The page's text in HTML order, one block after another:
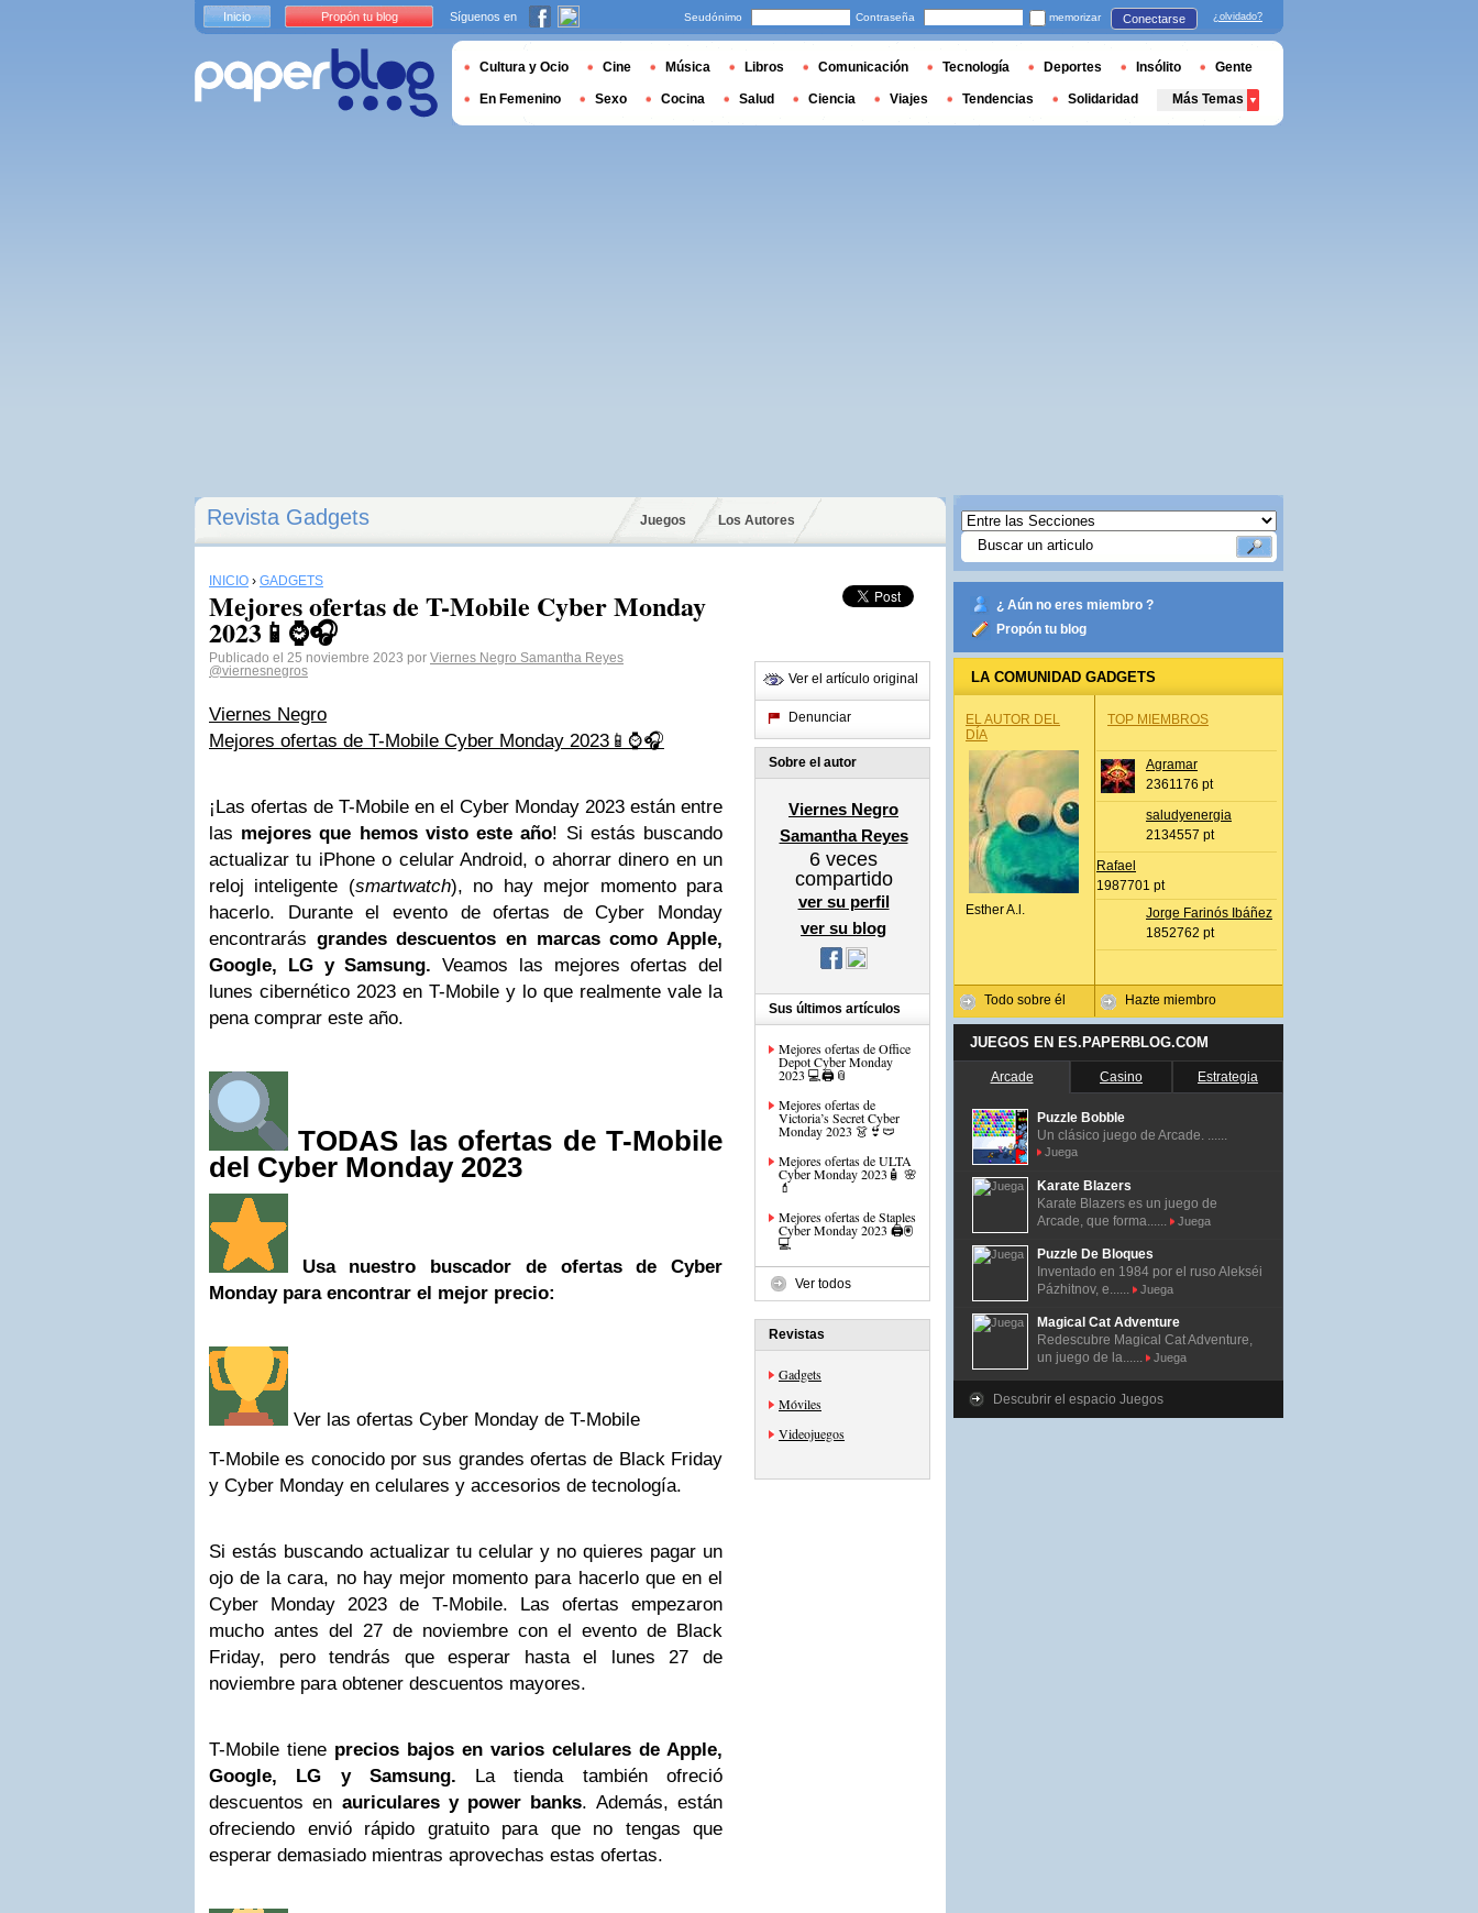
Revista Gadgets Juegos Los Autores
INICIO › GADGETS
Mejores ofertas de T-Mobile Cyber Monday
2023📱⌚🎧
Publicado el 25 noviembre 2023 por Viernes Negro Samantha Reyes
@viernesnegros
Viernes Negro
Mejores ofertas de T-Mobile Cyber Monday 2023📱⌚🎧
¡Las ofertas de T-Mobile en el Cyber Monday 2023 están entre
las mejores que hemos visto este año! Si estás buscando
actualizar tu iPhone o celular Android, o ahorrar dinero en un
reloj inteligente (smartwatch), no hay mejor momento para
hacerlo. Durante el evento de ofertas de Cyber Monday
encontrarás grandes descuentos en marcas como Apple,
Google, LG y Samsung. Veamos las mejores ofertas del
lunes cibernético 2023 en T-Mobile y lo que realmente vale la
pena comprar este año.
TODAS las ofertas de T-Mobile
del Cyber Monday 2023
Usa nuestro buscador de ofertas de Cyber
Monday para encontrar el mejor precio:
Ver las ofertas Cyber Monday de T-Mobile
T-Mobile es conocido por sus grandes ofertas de Black Friday
y Cyber Monday en celulares y accesorios de tecnología.
Si estás buscando actualizar tu celular y no quieres pagar un
ojo de la cara, no hay mejor momento para hacerlo que en el
Cyber Monday 2023 de T-Mobile. Las ofertas empezaron
mucho antes del 27 de noviembre con el evento de Black
Friday, pero tendrás que esperar hasta el lunes 27 de
noviembre para obtener descuentos mayores.
T-Mobile tiene precios bajos en varios celulares de Apple,
Google, LG y Samsung. La tienda también ofreció
descuentos en auriculares y power banks. Además, están
ofreciendo envió rápido gratuito para que no tengas que
esperar demasiado mientras aprovechas estas ofertas.
Ver el artículo original
Denunciar
Sobre el autor
Viernes Negro
Samantha Reyes
6 veces
compartido
ver su perfil
ver su blog
Sus últimos artículos
Mejores ofertas de Office
Depot Cyber Monday
2023 💻🖨️📎
Mejores ofertas de
Victoria’s Secret Cyber
Monday 2023 👗👙🩲
Mejores ofertas de ULTA
Cyber Monday 2023🧴 🌸
💄
Mejores ofertas de Staples
Cyber Monday 2023 🖨️🖲️
💻
Ver todos
Revistas
Gadgets
Móviles
Videojuegos
¿ Aún no eres miembro ?
Propón tu blog
LA COMUNIDAD GADGETS
EL AUTOR DEL
DÍA
Esther A.l.
Todo sobre él
TOP MIEMBROS
Agramar
2361176 pt
saludyenergia
2134557 pt
Rafael
1987701 pt
Jorge Farinós Ibáñez
1852762 pt
Hazte miembro
JUEGOS EN ES.PAPERBLOG.COM
Arcade Casino Estrategia
Puzzle Bobble
Un clásico juego de Arcade. ......
Juega
Karate Blazers
Karate Blazers es un juego de
Arcade, que forma......
Juega
Puzzle De Bloques
Inventado en 1984 por el ruso Alekséi
Pázhitnov, e......
Juega
Magical Cat Adventure
Redescubre Magical Cat Adventure,
un juego de la......
Juega
Descubrir el espacio Juegos
Inicio Propón tu blog Síguenos en Seudónimo Contraseña memorizar Conectarse ¿olvidado?
Cultura y Ocio Cine Música Libros Comunicación Tecnología Deportes Insólito Gente
En Femenino Sexo Cocina Salud Ciencia Viajes Tendencias Solidaridad Más Temas